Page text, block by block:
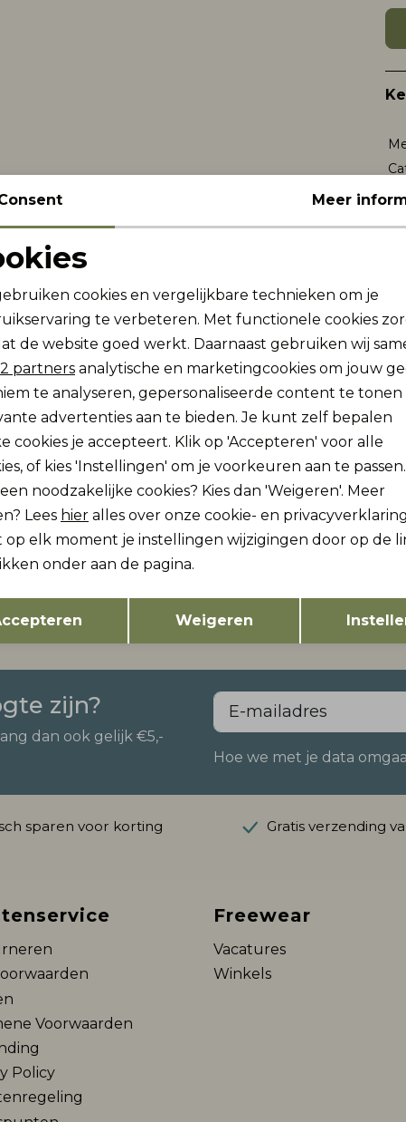
and Sons
ONSPARKS GALLERY AIR BOXY SS TEE NO:
Nieuw
Only and Sons
24,99
zijn?
dan ook gelijk €5,-
Hoe we met je data
sparen voor korting Gratis verzending
Voorwaarden
Policy
Freewear
Vacatures
Winkels
cookies
cookies Marketing cookies
Terug Opslaan
Meer
cookies en vergelijkbare technieken om je
te verbeteren. Met functionele cookies
de website goed werkt. Daarnaast gebruiken wij
2 partners analytische en marketingcookies om jouw
te analyseren, gepersonaliseerde content te tonen
advertenties aan te bieden. Je kunt zelf bepalen
cookies je accepteert. Klik op 'Accepteren' voor alle
of kies 'Instellingen' om je voorkeuren aan te passen.
noodzakelijke cookies? Kies dan 'Weigeren'. Meer
Lees hier alles over onze cookie- en
op elk moment je instellingen wijzigingen door op de
onder aan de pagina.
Weigeren